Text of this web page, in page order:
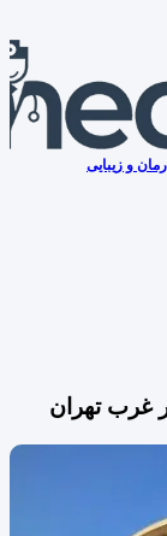
و زیبایی
غرب تهران